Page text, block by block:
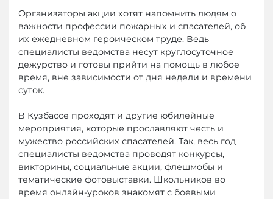
Организаторы акции хотят напомнить людям о
важности профессии пожарных и спасателей, об
их ежедневном героическом труде. Ведь
специалисты ведомства несут круглосуточное
дежурство и готовы прийти на помощь в любое
время, вне зависимости от дня недели и времени
суток.
В Кузбассе проходят и другие юбилейные
мероприятия, которые прославляют честь и
мужество российских спасателей. Так, весь год
специалисты ведомства проводят конкурсы,
викторины, социальные акции, флешмобы и
тематические фотовыставки. Школьников во
время онлайн-уроков знакомят с боевыми